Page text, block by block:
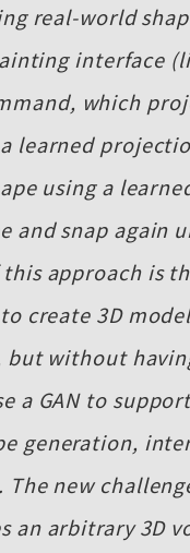
real-world
interface
which
learned
using a
and snap again
approach is
create 3D
without
a GAN to
generation,
new
arbitrary 3D